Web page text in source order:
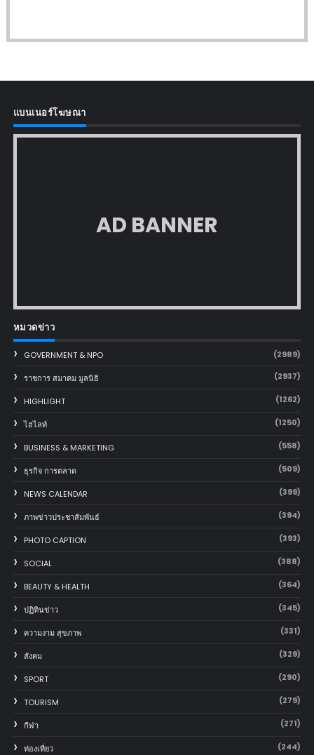
แบนเนอร์โฆษณา
AD BANNER
หมวดข่าว
GOVERNMENT & NPO (2989)
ราชการ สมาคม มูลนิธิ (2937)
HIGHLIGHT (1262)
ไฮไลท์ (1250)
BUSINESS & MARKETING (558)
ธุรกิจ การตลาด (509)
NEWS CALENDAR (399)
ภาพข่าวประชาสัมพันธ์ (394)
PHOTO CAPTION (393)
SOCIAL (388)
BEAUTY & HEALTH (364)
ปฏิทินข่าว (345)
ความงาม สุขภาพ (331)
สังคม (329)
SPORT (290)
TOURISM (279)
กีฬา (271)
ท่องเที่ยว (244)